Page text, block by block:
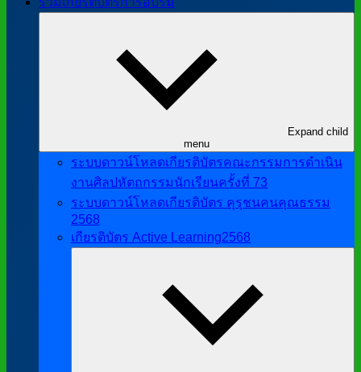
Expand child
menu
ระบบดาวน์โหลดเกียรติบัตรคณะกรรมการดำเนิน
งานศิลปหัตถกรรมนักเรียนครั้งที่ 73
ระบบดาวน์โหลดเกียรติบัตร คุรุชนคนคุณธรรม
2568
เกียรติบัตร Active Learning2568